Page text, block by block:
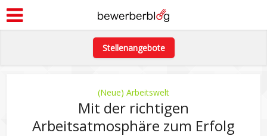
Stellenangebote
(Neue) Arbeitswelt
Mit der richtigen
Arbeitsatmosphäre zum Erfolg